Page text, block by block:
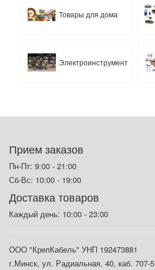
Товары для дома
Электроинструмент
Прием заказов
Пн-Пт: 9:00 - 21:00
Сб-Вс: 10:00 - 19:00
Доставка товаров
Каждый день: 10:00 - 23:00
ООО "КрепКабель" УНП 192473881
г.Минск, ул. Радиальная, 40, каб. 707-5